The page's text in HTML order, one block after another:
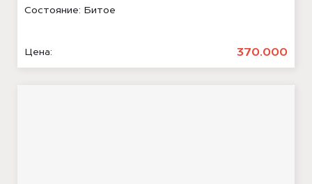
Состояние: Битое
Цена: 370.000